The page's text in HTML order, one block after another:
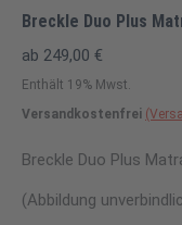
Breckle Duo Plus
ab 249,00 €
Enthält 19% Mwst.
Versandkostenfrei
Breckle Duo Plus
(Abbildung